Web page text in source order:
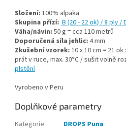
Složení: 100% alpaka
Skupina přízí: B (20 - 22 ok) / 8 ply /
Váha/návin: 50 g = cca 110 metrů
Doporučená síla jehlic: 4 mm
Zkušební vzorek: 10 x 10 cm = 21 ok
prát v ruce, max. 30°C / sušit volně
plstění
Vyrobeno v Peru
Doplňkové parametry
Kategorie:
DROPS Puna